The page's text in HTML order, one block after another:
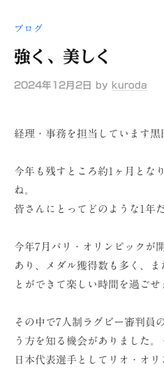
ミ
ニ
ケ
ョ
（
株
）
ブログ
強く、美しく
2024年12月2日 by kuroda
経理・事務を担当しています黒
今年も残すところ約1ヶ月とな
ね
皆さんにとってどのような1年
今年7月パリ・オリンピックが
あり、メダル獲得数も多く、
とができて楽しい時間を過ごせ
その中で7人制ラグビー審判員
う方を知る機会がありました
日本代表選手としてリオ・オリ
ン
（
株
）